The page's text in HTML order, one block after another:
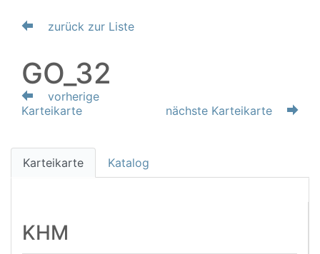
zurück zur Liste
GO_32
vorherige
Karteikarte
nächste Karteikarte
Karteikarte Katalog
KHM